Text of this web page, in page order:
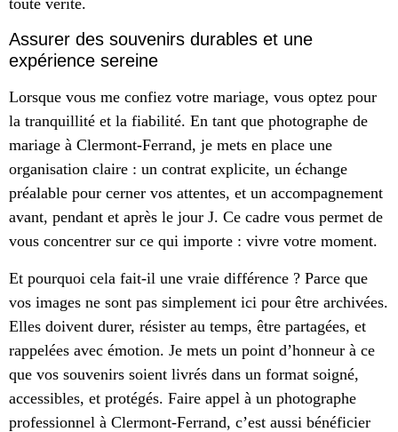
Assurer des souvenirs durables et une
expérience sereine
Lorsque vous me confiez votre mariage, vous optez pour
la tranquillité et la fiabilité. En tant que photographe de
mariage à Clermont-Ferrand, je mets en place une
organisation claire : un contrat explicite, un échange
préalable pour cerner vos attentes, et un accompagnement
avant, pendant et après le jour J. Ce cadre vous permet de
vous concentrer sur ce qui importe : vivre votre moment.
Et pourquoi cela fait-il une vraie différence ? Parce que
vos images ne sont pas simplement ici pour être archivées.
Elles doivent durer, résister au temps, être partagées, et
rappelées avec émotion. Je mets un point d’honneur à ce
que vos souvenirs soient livrés dans un format soigné,
accessibles, et protégés. Faire appel à un photographe
professionnel à Clermont-Ferrand, c’est aussi bénéficier